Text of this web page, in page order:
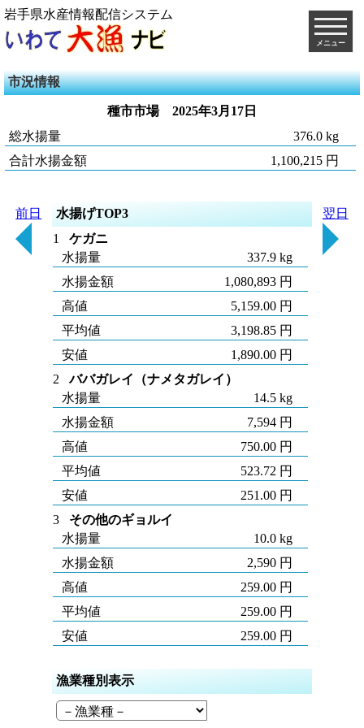
岩手県水産情報配信システム
メニュー
市況情報
種市市場
2025年3月17日
総水揚量
376.0 kg
合計水揚金額
1,100,215 円
前日
水揚げTOP3
1
ケガニ
水揚量
337.9 kg
水揚金額
1,080,893 円
高値
5,159.00 円
平均値
3,198.85 円
安値
1,890.00 円
2
ババガレイ（ナメタガレイ）
水揚量
14.5 kg
水揚金額
7,594 円
高値
750.00 円
平均値
523.72 円
安値
251.00 円
3
その他のギョルイ
水揚量
10.0 kg
水揚金額
2,590 円
高値
259.00 円
平均値
259.00 円
安値
259.00 円
漁業種別表示
翌日